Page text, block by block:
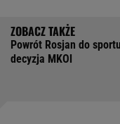
Powrót Rosjan do
decyzja MKOl